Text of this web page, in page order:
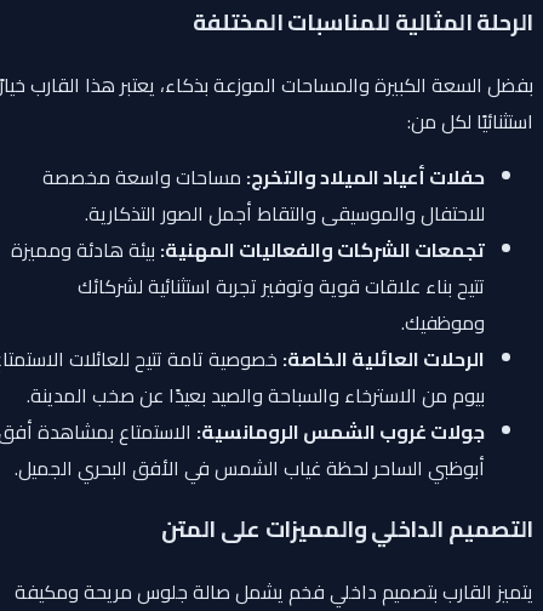
الرحلة المثالية للمناسبات المختلفة
بفضل السعة الكبيرة والمساحات الموزعة بذكاء، يعتبر هذا القارب خيارًا
استثنائيًا لكل من:
حفلات أعياد الميلاد والتخرج:مساحات واسعة مخصصة
للاحتفال والموسيقى والتقاط أجمل الصور التذكارية.
تجمعات الشركات والفعاليات المهنية:بيئة هادئة ومميزة
تتيح بناء علاقات قوية وتوفير تجربة استثنائية لشركائك
وموظفيك.
الرحلات العائلية الخاصة:خصوصية تامة تتيح للعائلات الاستمتاع
بيوم من الاسترخاء والسباحة والصيد بعيدًا عن صخب المدينة.
جولات غروب الشمس الرومانسية:الاستمتاع بمشاهدة أفق
أبوظبي الساحر لحظة غياب الشمس في الأفق البحري الجميل.
التصميم الداخلي والمميزات على المتن
يتميز القارب بتصميم داخلي فخم يشمل صالة جلوس مريحة ومكيفة